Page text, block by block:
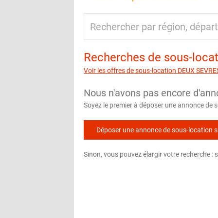
Recherches de sous-
Voir les offres de sous-location DEUX
Nous n'avons pas encore
Soyez le premier à déposer une annonce de
Déposer une annonce de sous-location
Sinon, vous pouvez élargir votre recherche :